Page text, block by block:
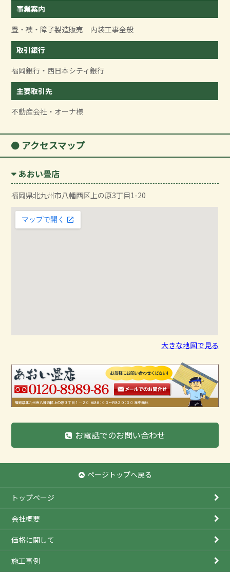
事業案内
畳・襖・障子製造販売 内装工事全般
取引銀行
福岡銀行・西日本シティ銀行
主要取引先
不動産会社・オーナ様
アクセスマップ
あおい畳店
福岡県北九州市八幡西区上の原3丁目1-20
大きな地図で見る
お電話でのお問い合わせ
ページトップへ戻る
トップページ
会社概要
価格に関して
施工事例